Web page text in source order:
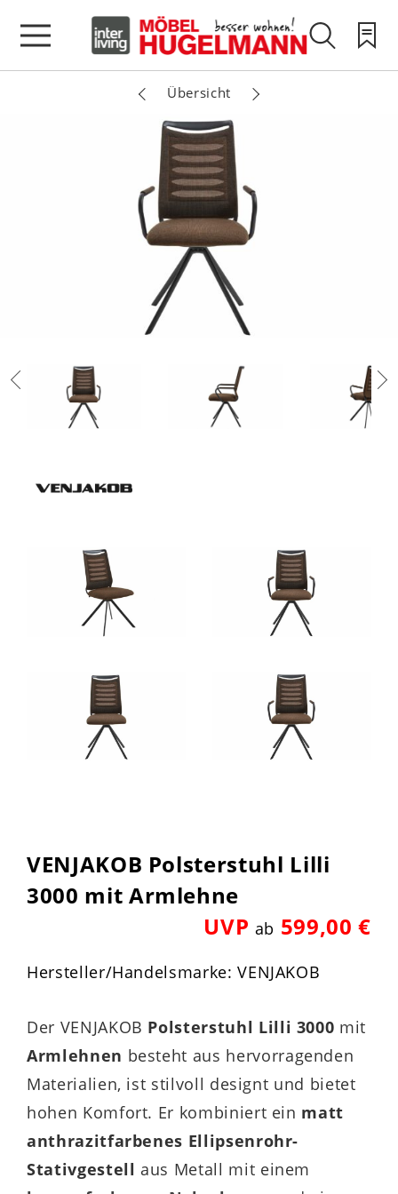
Übersicht
VENJAKOB Polsterstuhl Lilli
3000 mit Armlehne
UVP ab 599,00 €
Hersteller/Handelsmarke: VENJAKOB
Der VENJAKOB Polsterstuhl Lilli 3000 mit
Armlehnen besteht aus hervorragenden
Materialien, ist stilvoll designt und bietet
hohen Komfort. Er kombiniert ein matt
anthrazitfarbenes Ellipsenrohr-
Stativgestell aus Metall mit einem